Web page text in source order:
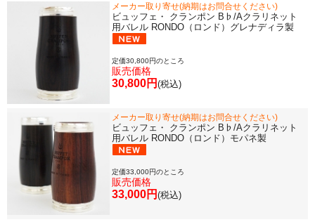
メーカー取り寄せ(納期はお問合せください)
ビュッフェ・ クランポン B♭/Aクラリネット
用バレル RONDO（ロンド）グレナディラ製
定価30,800円のところ
販売価格
30,800円 (税込)
メーカー取り寄せ(納期はお問合せください)
ビュッフェ・ クランポン B♭/Aクラリネット
用バレル RONDO（ロンド）モパネ製
定価33,000円のところ
販売価格
33,000円 (税込)